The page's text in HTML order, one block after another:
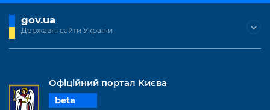
gov.ua
Державні сайти України
Офіційний портал Києва
beta